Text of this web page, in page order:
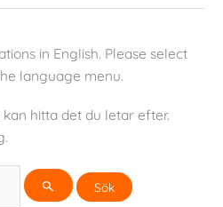
in English. Please select
language menu.
hitta det du letar efter.